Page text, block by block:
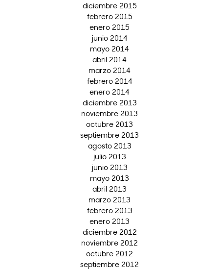
diciembre 2015
febrero 2015
enero 2015
junio 2014
mayo 2014
abril 2014
marzo 2014
febrero 2014
enero 2014
diciembre 2013
noviembre 2013
octubre 2013
septiembre 2013
agosto 2013
julio 2013
junio 2013
mayo 2013
abril 2013
marzo 2013
febrero 2013
enero 2013
diciembre 2012
noviembre 2012
octubre 2012
septiembre 2012